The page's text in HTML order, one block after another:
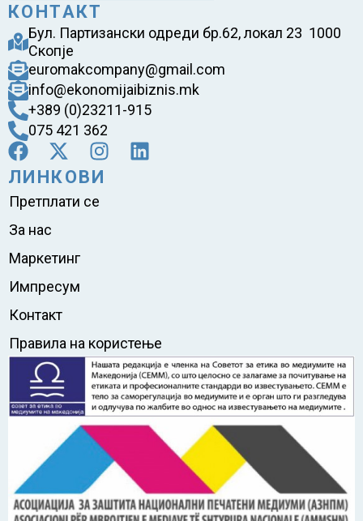
КОНТАКТ
Бул. Партизански одреди бр.62, локал 23 1000
Скопје
euromakcompany@gmail.com
info@ekonomijaibiznis.mk
+389 (0)23211-915
075 421 362
ЛИНКОВИ
Претплати се
За нас
Маркетинг
Импресум
Контакт
Правила на користење